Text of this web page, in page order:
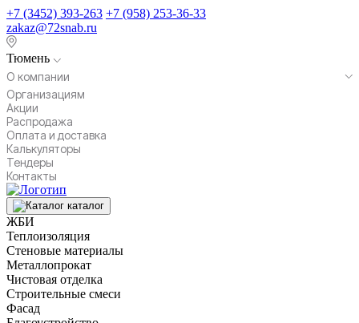
+7 (3452) 393-263 +7 (958) 253-36-33
zakaz@72snab.ru
Тюмень
О компании
Организациям
Акции
Распродажа
Оплата и доставка
Калькуляторы
Тендеры
Контакты
каталог
ЖБИ
Теплоизоляция
Стеновые материалы
Металлопрокат
Чистовая отделка
Строительные смеси
Фасад